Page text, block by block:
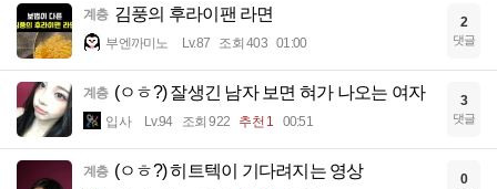
계층 김풍의 후라이팬 라면
부엔까미노 Lv.87 조회 403 01:00
2
댓글
계층 (ㅇㅎ?) 잘생긴 남자 보면 혀가 나오는 여자
입사 Lv.94 조회 922 추천 1 00:51
3
댓글
계층 (ㅇㅎ?) 히트텍이 기다려지는 영상 0